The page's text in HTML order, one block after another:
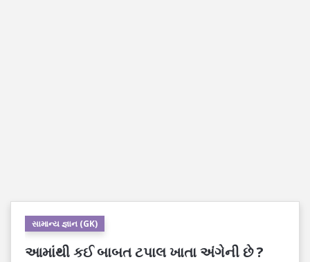
સામાન્ય જ્ઞાન (GK)
આમાંથી કઈ બાબત ટપાલ ખાતા અંગેની છે ?